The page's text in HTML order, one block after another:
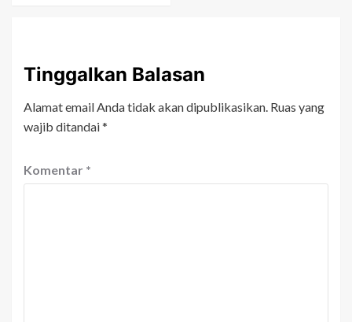
Tinggalkan Balasan
Alamat email Anda tidak akan dipublikasikan. Ruas yang
wajib ditandai*
Komentar *